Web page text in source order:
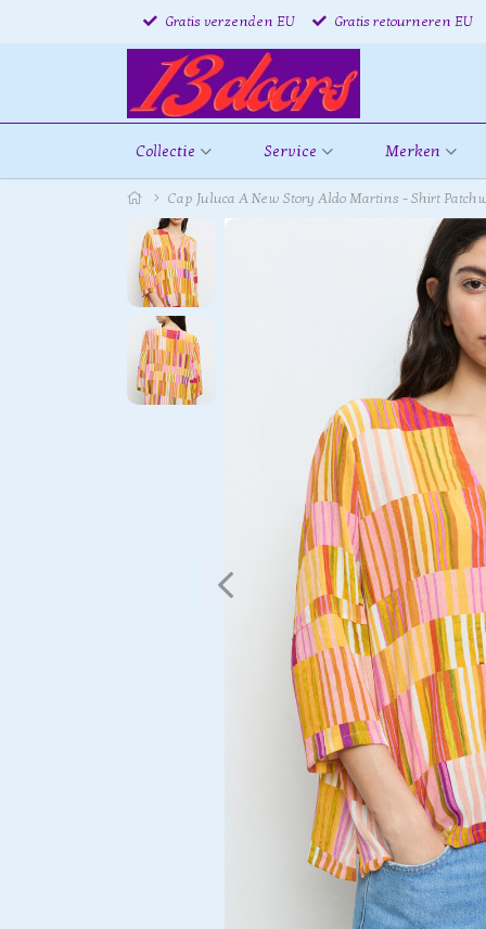
Gratis verzenden EU Gratis retourneren EU
Collectie Service Merken
Cap Juluca A New Story Aldo Martins - Shirt